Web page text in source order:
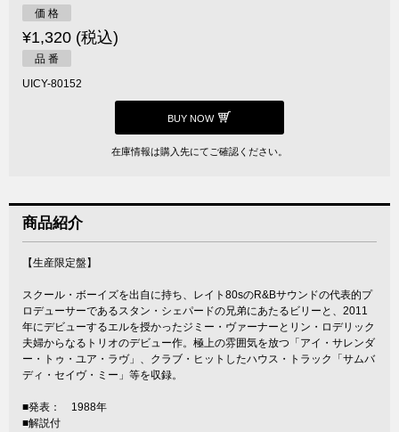
価 格
¥1,320 (税込)
品 番
UICY-80152
BUY NOW
在庫情報は購入先にてご確認ください。
商品紹介
【生産限定盤】
スクール・ボーイズを出自に持ち、レイト80sのR&Bサウンドの代表的プ
ロデューサーであるスタン・シェパードの兄弟にあたるビリーと、2011
年にデビューするエルを授かったジミー・ヴァーナーとリン・ロデリック
夫婦からなるトリオのデビュー作。極上の雰囲気を放つ「アイ・サレンダ
ー・トゥ・ユア・ラヴ」、クラブ・ヒットしたハウス・トラック「サムバ
ディ・セイヴ・ミー」等を収録。
■発表： 1988年
■解説付